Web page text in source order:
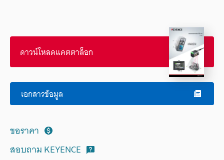
ดาวน์โหลดแคตตาล็อก
เอกสารข้อมูล
ขอราคา
สอบถาม KEYENCE